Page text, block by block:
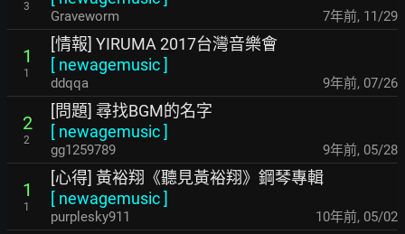
3
Graveworm 7年前, 11/29
1
1
[情報] YIRUMA 2017台灣音樂會
[ newagemusic]
ddqqa 9年前, 07/26
2
2
[問題] 尋找BGM的名字
[ newagemusic]
gg1259789 9年前, 05/28
1
1
[心得] 黃裕翔《聽見黃裕翔》鋼琴專輯
[ newagemusic]
purplesky911 10年前, 05/02